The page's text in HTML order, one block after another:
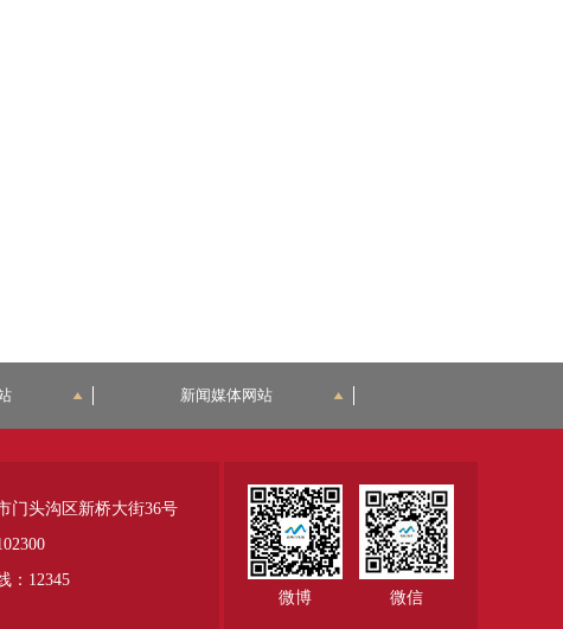
新闻媒体网站
微博 微信
门头沟区新桥大街36号
：12345